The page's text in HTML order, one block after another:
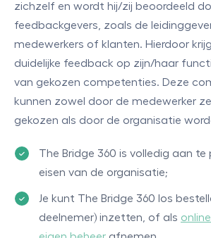
zichzelf en wordt hij/zij beoordeeld
feedbackgevers, zoals de
medewerkers of klanten. Hierdoor
duidelijke feedback op zijn/haar
van gekozen competenties. Deze
kunnen zowel door de medewerker
gekozen als door de organisatie
The Bridge 360 is volledig aan te
eisen van de organisatie;
Je kunt The Bridge 360 los
deelnemer) inzetten, of als